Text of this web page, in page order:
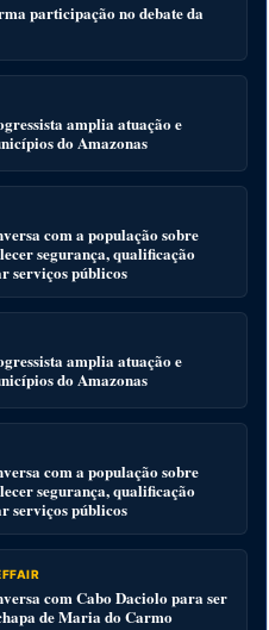
participação no debate da
amplia atuação e
do Amazonas
com a população sobre
segurança, qualificação
serviços públicos
amplia atuação e
do Amazonas
com a população sobre
segurança, qualificação
serviços públicos
com Cabo Daciolo para ser
de Maria do Carmo